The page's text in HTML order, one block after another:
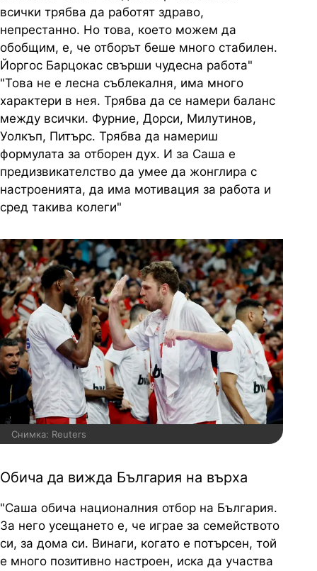
всички трябва да работят здраво,
непрестанно. Но това, което можем да
обобщим, е, че отборът беше много стабилен.
Йоргос Барцокас свърши чудесна работа"
"Това не е лесна съблекалня, има много
характери в нея. Трябва да се намери баланс
между всички. Фурние, Дорси, Милутинов,
Уолкъп, Питърс. Трябва да намериш
формулата за отборен дух. И за Саша е
предизвикателство да умее да жонглира с
настроенията, да има мотивация за работа и
сред такива колеги"
Снимка: Reuters
Обича да вижда България на върха
"Саша обича националния отбор на България.
За него усещането е, че играе за семейството
си, за дома си. Винаги, когато е потърсен, той
е много позитивно настроен, иска да участва